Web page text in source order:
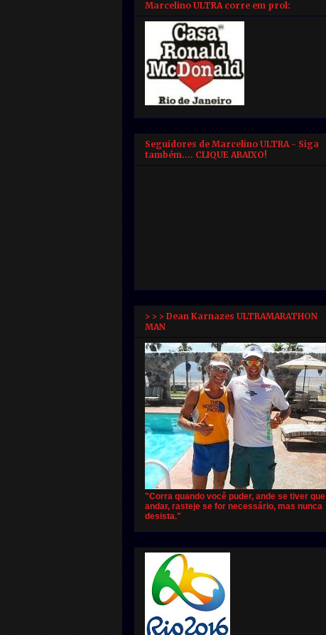
Marcelino ULTRA corre em prol:
Seguidores de Marcelino ULTRA - Siga
também.... CLIQUE ABAIXO!
> > > Dean Karnazes ULTRAMARATHON
MAN
"Corra quando você puder, ande se tiver que
andar, rasteje se for necessário, mas nunca
desista."